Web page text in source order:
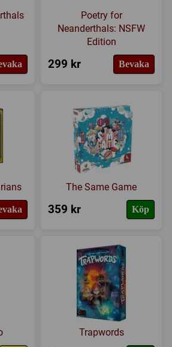
Poetry for
Neanderthals: NSFW
Edition
299 kr Bevaka
The Same Game
359 kr Köp
Trapwords